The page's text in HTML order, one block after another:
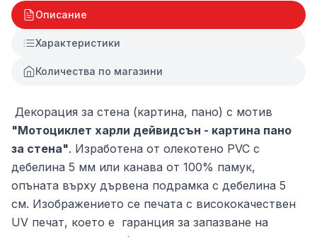
Описание
Характеристики
Количества по магазини
Декорация за стена (картина, пано) с мотив
"Мотоциклет харли дейвидсън - картина пано
за стена". Изработена от олекотено PVC с
дебелина 5 мм или канава от 100% памук,
опъната върху дървена подрамка с дебелина 5
см. Изображението се печата с висококачествен
UV печат, което е гаранция за запазване на